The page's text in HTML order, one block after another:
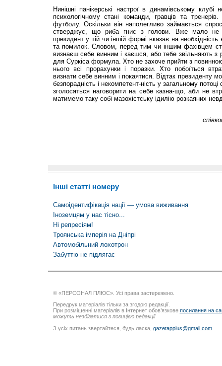
Нинішні панікерські настрої в динамівському
психологічному стані команди, гравців та
футболу. Оскільки він наполегливо займається
стверджує, що риба гниє з голови. Вже мало не
президент у тій чи іншій формі вказав на
та помилок. Словом, перед тим чи іншим фахівцем
визнаєш себе винним і каєшся, або тебе звільняють з
для Суркіса формула. Хто не захоче прийти з
нього всі прорахунки і поразки. Хто побоїться
визнати себе винним і покаятися. Відтак президенту
безпорадність і некомпетент-ність у загальному потоці
зголосяться наговорити на себе казна-що, аби не
матимемо таку собі мазохістську ідилію розкаяних
Інші статті номеру
Самоідентифікація нації — умова виживання
Іноземцям у нас тісно...
Ні репресіям!
Троянська імперія на Дніпрі
Автомобiльний лохотрон
Забуттю не підлягає
© «ПЕРСОНАЛ ПЛЮС». Усі права застережено.
Передрук матеріалів тільки за згодою редакції.
При розміщенні матеріалів в Інтернет обов’язкове посилання на
можуть незбігатися з позицією редакції
З усіх питань звертайтеся, будь ласка, gazetapplus@gmail.com